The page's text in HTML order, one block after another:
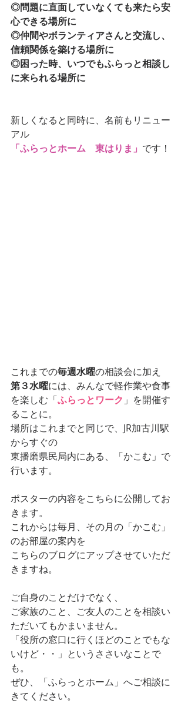
◎問題に直面していなくても来たら安
心できる場所に
◎仲間やボランティアさんと交流し、
信頼関係を築ける場所に
◎困った時、いつでもふらっと相談し
に来られる場所に
新しくなると同時に、名前もリニュー
アル
「ふらっとホーム　東はりま」 です！
これまでの毎週水曜の相談会に加え
第３水曜には、みんなで軽作業や食事
を楽しむ「ふらっとワーク 」を開催す
ることに。
場所はこれまでと同じで、JR加古川駅
からすぐの
東播磨県民局内にある、「かこむ」で
行います。
ポスターの内容をこちらに公開してお
きます。
これからは毎月、その月の「かこむ」
のお部屋の案内を
こちらのブログにアップさせていただ
きますね。
ご自身のことだけでなく、
ご家族のこと、ご友人のことを相談い
ただいてもかまいません。
「役所の窓口に行くほどのことでもな
いけど・・」というささいなことで
も。
ぜひ、「ふらっとホーム」へご相談に
きてください。